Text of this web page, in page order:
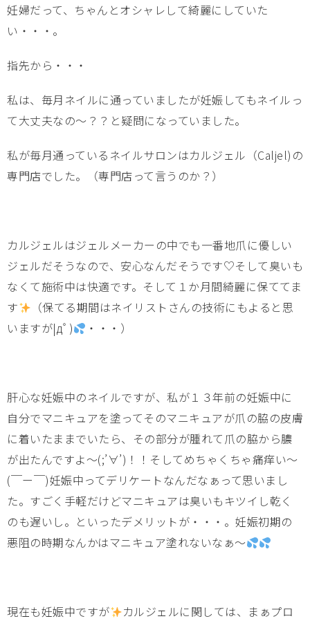
妊婦だって、ちゃんとオシャレして綺麗にしていた
い・・・。
指先から・・・
私は、毎月ネイルに通っていましたが妊娠してもネイルっ
て大丈夫なの～？？と疑問になっていました。
私が毎月通っているネイルサロンはカルジェル（Caljel)の
専門店でした。（専門店って言うのか？）
カルジェルはジェルメーカーの中でも一番地爪に優しい
ジェルだそうなので、安心なんだそうです♡そして臭いも
なくて施術中は快適です。そして１か月間綺麗に保ててま
す
（保てる期間はネイリストさんの技術にもよると思
いますが|дﾟ)
・・・）
肝心な妊娠中のネイルですが、私が１３年前の妊娠中に
自分でマニキュアを塗ってそのマニキュアが爪の脇の皮膚
に着いたままでいたら、その部分が腫れて爪の脇から膿
が出たんですよ～(;’∀’)！！そしてめちゃくちゃ痛痒い～
(￣ー￣)妊娠中ってデリケートなんだなぁって思いまし
た。すごく手軽だけどマニキュアは臭いもキツイし乾く
のも遅いし。といったデメリットが・・・。妊娠初期の
悪阻の時期なんかはマニキュア塗れないなぁ～
現在も妊娠中ですが
カルジェルに関しては、まぁプロ